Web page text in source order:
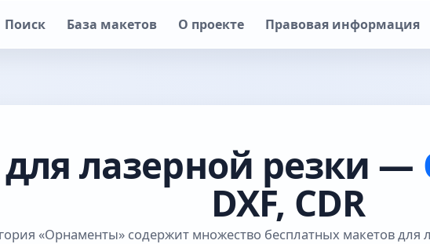
Поиск База макетов О проекте Правовая информация
лазерной резки —
DXF, CDR
«Орнаменты» содержит множество бесплатных макетов для